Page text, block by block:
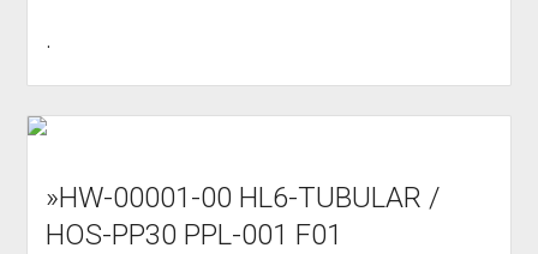
.
»HW-00001-00 HL6-TUBULAR /
HOS-PP30 PPL-001 F01